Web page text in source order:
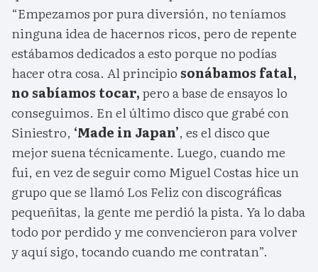
“Empezamos por pura diversión, no teníamos
ninguna idea de hacernos ricos, pero de repente
estábamos dedicados a esto porque no podías
hacer otra cosa. Al principio sonábamos fatal,
no sabíamos tocar,pero a base de ensayos lo
conseguimos. En el último disco que grabé con
Siniestro, ‘Made in Japan’, es el disco que
mejor suena técnicamente. Luego, cuando me
fui, en vez de seguir como Miguel Costas hice un
grupo que se llamó Los Feliz con discográficas
pequeñitas, la gente me perdió la pista. Ya lo daba
todo por perdido y me convencieron para volver
y aquí sigo, tocando cuando me contratan”.